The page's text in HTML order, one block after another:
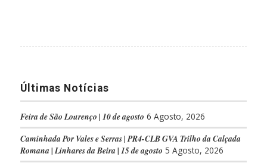
Últimas Notícias
Feira de São Lourenço | 10 de agosto 6 Agosto, 2026
Caminhada Por Vales e Serras | PR4-CLB GVA Trilho da Calçada
Romana | Linhares da Beira | 15 de agosto 5 Agosto, 2026